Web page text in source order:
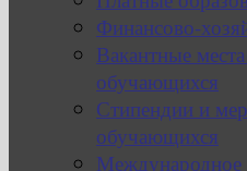
Финансово-
Вакантные
обучающихся
Стипендии и
обучающихся
Международное